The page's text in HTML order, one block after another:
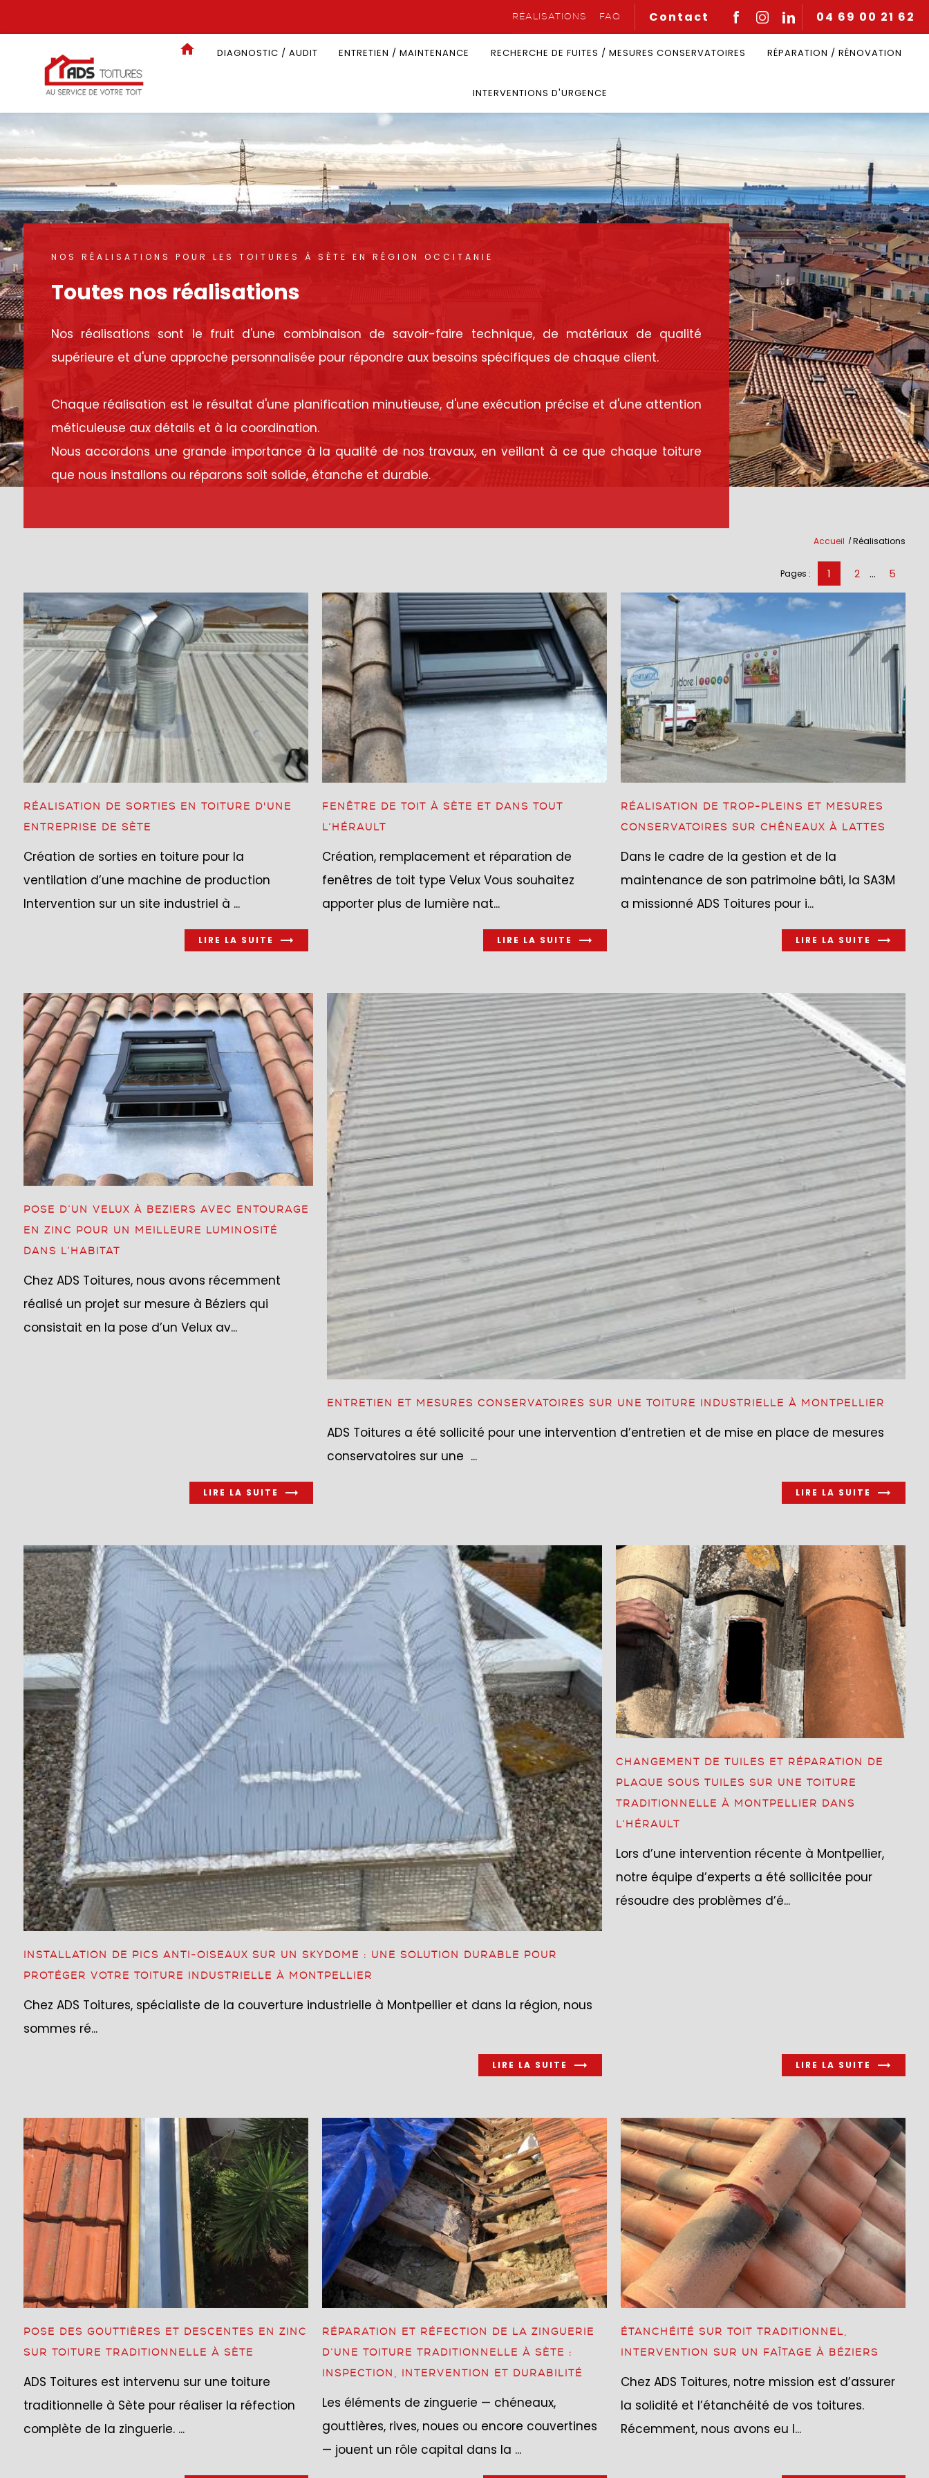
RÉALISATIONS FAQ Contact 04 69 00 21 62
DIAGNOSTIC / AUDIT ENTRETIEN / MAINTENANCE RECHERCHE DE FUITES / MESURES CONSERVATOIRES RÉPARATION / RÉNOVATION
INTERVENTIONS D'URGENCE
NOS RÉALISATIONS POUR LES TOITURES À SÈTE EN RÉGION OCCITANIE
Toutes nos réalisations
Nos réalisations sont le fruit d'une combinaison de savoir-faire technique, de matériaux de qualité
supérieure et d'une approche personnalisée pour répondre aux besoins spécifiques de chaque client.
Chaque réalisation est le résultat d'une planification minutieuse, d'une exécution précise et d'une attention
méticuleuse aux détails et à la coordination.
Nous accordons une grande importance à la qualité de nos travaux, en veillant à ce que chaque toiture
que nous installons ou réparons soit solide, étanche et durable.
Accueil Réalisations
Pages : 1 2 ... 5
RÉALISATION DE SORTIES EN TOITURE D'UNE
ENTREPRISE DE SÈTE
Création de sorties en toiture pour la
ventilation d’une machine de production
Intervention sur un site industriel à ...
LIRE LA SUITE
FENÊTRE DE TOIT À SÈTE ET DANS TOUT
L’HÉRAULT
Création, remplacement et réparation de
fenêtres de toit type Velux Vous souhaitez
apporter plus de lumière nat...
LIRE LA SUITE
RÉALISATION DE TROP-PLEINS ET MESURES
CONSERVATOIRES SUR CHÊNEAUX À LATTES
Dans le cadre de la gestion et de la
maintenance de son patrimoine bâti, la SA3M
a missionné ADS Toitures pour i...
LIRE LA SUITE
POSE D’UN VELUX À BEZIERS AVEC ENTOURAGE
EN ZINC POUR UN MEILLEURE LUMINOSITÉ
DANS L’HABITAT
Chez ADS Toitures, nous avons récemment
réalisé un projet sur mesure à Béziers qui
consistait en la pose d’un Velux av...
LIRE LA SUITE
ENTRETIEN ET MESURES CONSERVATOIRES SUR UNE TOITURE INDUSTRIELLE À MONTPELLIER
ADS Toitures a été sollicité pour une intervention d’entretien et de mise en place de mesures
conservatoires sur une ...
LIRE LA SUITE
INSTALLATION DE PICS ANTI-OISEAUX SUR UN SKYDOME : UNE SOLUTION DURABLE POUR
PROTÉGER VOTRE TOITURE INDUSTRIELLE À MONTPELLIER
Chez ADS Toitures, spécialiste de la couverture industrielle à Montpellier et dans la région, nous
sommes ré...
LIRE LA SUITE
CHANGEMENT DE TUILES ET RÉPARATION DE
PLAQUE SOUS TUILES SUR UNE TOITURE
TRADITIONNELLE À MONTPELLIER DANS
L’HÉRAULT
Lors d’une intervention récente à Montpellier,
notre équipe d’experts a été sollicitée pour
résoudre des problèmes d’é...
LIRE LA SUITE
POSE DES GOUTTIÈRES ET DESCENTES EN ZINC
SUR TOITURE TRADITIONNELLE À SÈTE
ADS Toitures est intervenu sur une toiture
traditionnelle à Sète pour réaliser la réfection
complète de la zinguerie. ...
RÉPARATION ET RÉFECTION DE LA ZINGUERIE
D’UNE TOITURE TRADITIONNELLE À SÈTE :
INSPECTION, INTERVENTION ET DURABILITÉ
Les éléments de zinguerie — chéneaux,
gouttières, rives, noues ou encore couvertines
— jouent un rôle capital dans la ...
ÉTANCHÉITÉ SUR TOIT TRADITIONNEL,
INTERVENTION SUR UN FAÎTAGE À BÉZIERS
Chez ADS Toitures, notre mission est d’assurer
la solidité et l’étanchéité de vos toitures.
Récemment, nous avons eu l...